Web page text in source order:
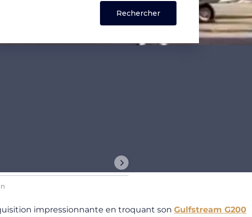
impressionnante en troquant son Gulfstream G200